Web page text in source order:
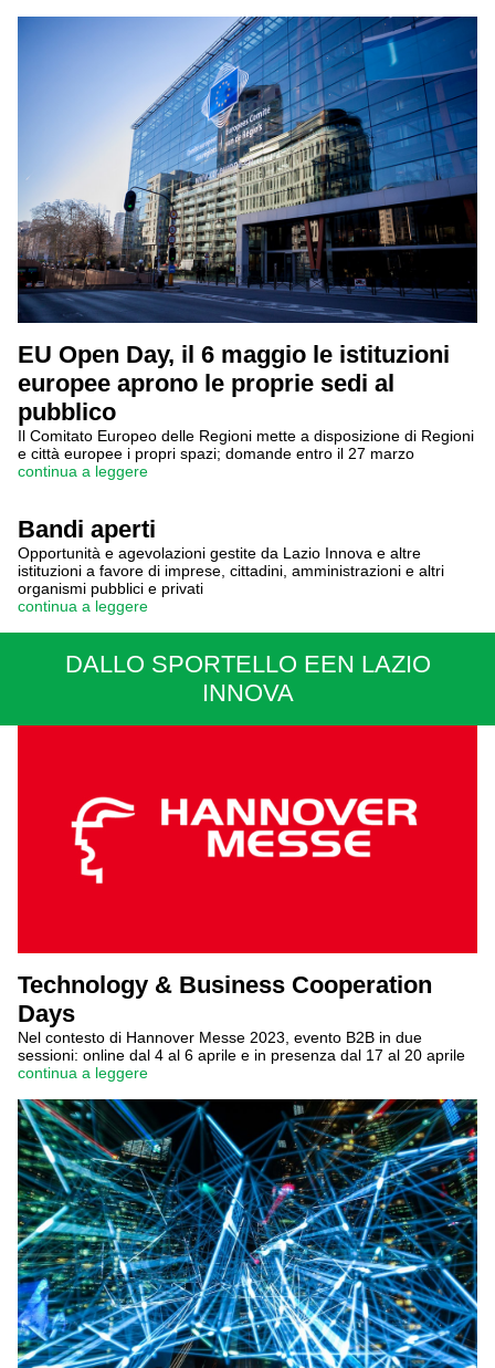
EU Open Day, il 6 maggio le istituzioni
europee aprono le proprie sedi al
pubblico
Il Comitato Europeo delle Regioni mette a disposizione di Regioni
e città europee i propri spazi; domande entro il 27 marzo
continua a leggere
Bandi aperti
Opportunità e agevolazioni gestite da Lazio Innova e altre
istituzioni a favore di imprese, cittadini, amministrazioni e altri
organismi pubblici e privati
continua a leggere
DALLO SPORTELLO EEN LAZIO
INNOVA
Technology & Business Cooperation
Days
Nel contesto di Hannover Messe 2023, evento B2B in due
sessioni: online dal 4 al 6 aprile e in presenza dal 17 al 20 aprile
continua a leggere